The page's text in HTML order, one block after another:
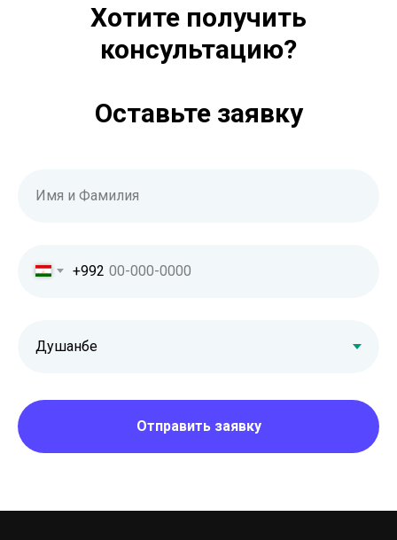
Хотите получить
консультацию?
Оставьте заявку
Имя и Фамилия
+992
Отправить заявку